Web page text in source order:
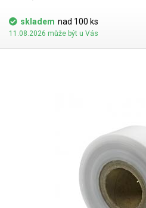
recyklovatelné a jsou vhodné i pro
dispozici). Jako obalový prostředek
477/2001 Sb. (zákon o obalech).
svářečkami z naší nabídky. Cena je za roli 10 metrů. Materiál: LD-PE (Low
Density Polyethylen) Tloušťka
skladem nad 100 ks
11.08.2026 může být u Vás